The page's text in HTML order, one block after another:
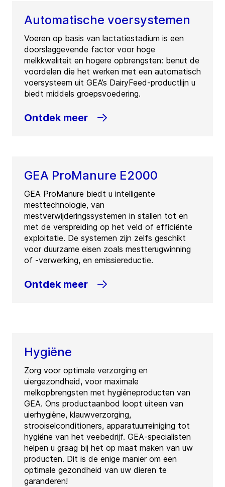
Automatische voersystemen
Voeren op basis van lactatiestadium is een
doorslaggevende factor voor hoge
melkkwaliteit en hogere opbrengsten: benut de
voordelen die het werken met een automatisch
voersysteem uit GEA’s DairyFeed-productlijn u
biedt middels groepsvoedering.
Ontdek meer
GEA ProManure E2000
GEA ProManure biedt u intelligente
mesttechnologie, van
mestverwijderingssystemen in stallen tot en
met de verspreiding op het veld of efficiënte
exploitatie. De systemen zijn zelfs geschikt
voor duurzame eisen zoals mestterugwinning
of -verwerking, en emissiereductie.
Ontdek meer
Hygiëne
Zorg voor optimale verzorging en
uiergezondheid, voor maximale
melkopbrengsten met hygiëneproducten van
GEA. Ons productaanbod loopt uiteen van
uierhygiëne, klauwverzorging,
strooiselconditioners, apparatuurreiniging tot
hygiëne van het veebedrijf. GEA-specialisten
helpen u graag bij het op maat maken van uw
producten. Dit is de enige manier om een
optimale gezondheid van uw dieren te
garanderen!